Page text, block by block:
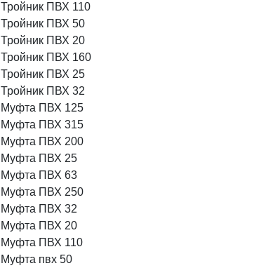
Тройник ПВХ 110
Тройник ПВХ 50
Тройник ПВХ 20
Тройник ПВХ 160
Тройник ПВХ 25
Тройник ПВХ 32
Муфта ПВХ 125
Муфта ПВХ 315
Муфта ПВХ 200
Муфта ПВХ 25
Муфта ПВХ 63
Муфта ПВХ 250
Муфта ПВХ 32
Муфта ПВХ 20
Муфта ПВХ 110
Муфта пвх 50